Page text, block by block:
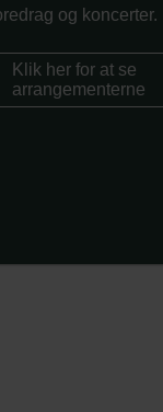
og koncerter.
Klik her for at se
arrangementerne